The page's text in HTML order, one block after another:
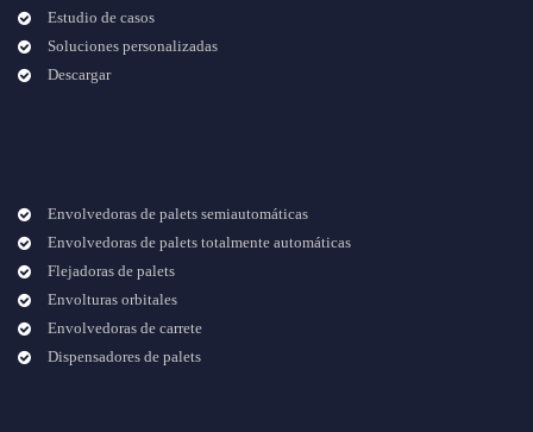
Estudio de casos
Soluciones personalizadas
Descargar
Envolvedoras de palets semiautomáticas
Envolvedoras de palets totalmente automáticas
Flejadoras de palets
Envolturas orbitales
Envolvedoras de carrete
Dispensadores de palets